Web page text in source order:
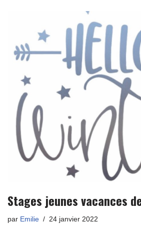
Stages jeunes vacances
par Emilie 24 janvier 2022